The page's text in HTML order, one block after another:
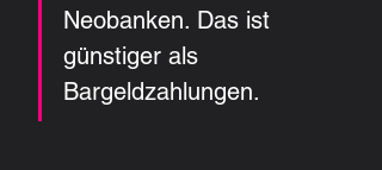
Neobanken. Das ist
günstiger als
Bargeldzahlungen.